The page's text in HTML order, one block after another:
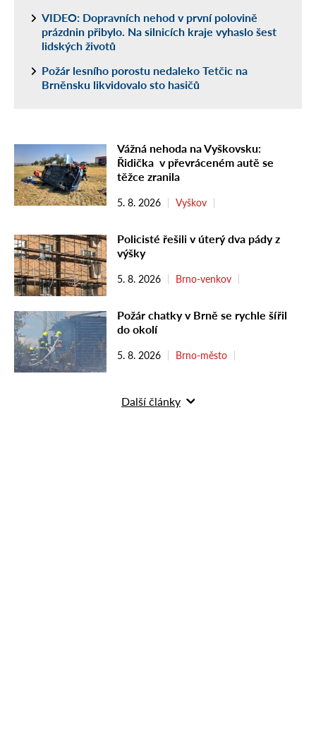
VIDEO: Dopravních nehod v první polovině
prázdnin přibylo. Na silnicích kraje vyhaslo šest
lidských životů
Požár lesního porostu nedaleko Tetčic na
Brněnsku likvidovalo sto hasičů
Vážná nehoda na Vyškovsku:
Řidička v převráceném autě se
těžce zranila
5. 8. 2026 Vyškov
Policisté řešili v úterý dva pády z
výšky
5. 8. 2026 Brno-venkov
Požár chatky v Brně se rychle šířil
do okolí
5. 8. 2026 Brno-město
Další články